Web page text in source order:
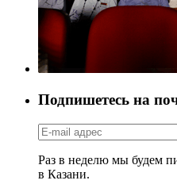
Подпишетесь на
Раз в неделю мы будем
в Казани.